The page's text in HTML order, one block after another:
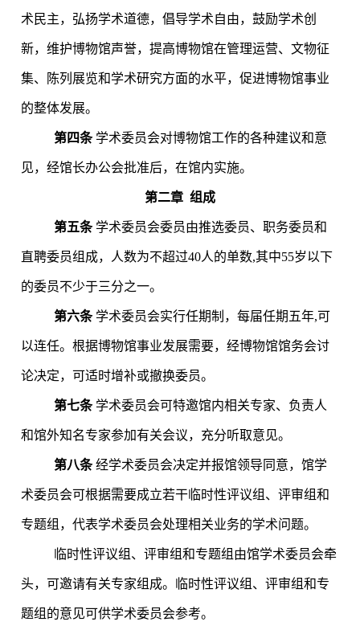
术民主，弘扬学术道德，倡导学术自由，鼓励学术创
新，维护博物馆声誉，提高博物馆在管理运营、文物征
集、陈列展览和学术研究方面的水平，促进博物馆事业
的整体发展。
第四条 学术委员会对博物馆工作的各种建议和意
见，经馆长办公会批准后，在馆内实施。
第二章 组成
第五条 学术委员会委员由推选委员、职务委员和
直聘委员组成，人数为不超过40人的单数,其中55岁以下
的委员不少于三分之一。
第六条 学术委员会实行任期制，每届任期五年,可
以连任。根据博物馆事业发展需要，经博物馆馆务会讨
论决定，可适时增补或撤换委员。
第七条 学术委员会可特邀馆内相关专家、负责人
和馆外知名专家参加有关会议，充分听取意见。
第八条 经学术委员会决定并报馆领导同意，馆学
术委员会可根据需要成立若干临时性评议组、评审组和
专题组，代表学术委员会处理相关业务的学术问题。
临时性评议组、评审组和专题组由馆学术委员会牵
头，可邀请有关专家组成。临时性评议组、评审组和专
题组的意见可供学术委员会参考。